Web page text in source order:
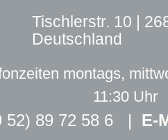
Tischlerstr. 10 |
Deutschland
montags,
11:30 Uhr
52) 89 72 58 6 | E-